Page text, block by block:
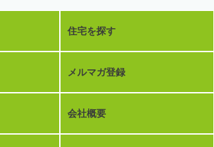
住宅を探す
メルマガ登録
会社概要